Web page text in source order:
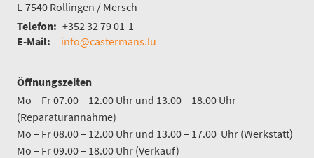
L-7540 Rollingen / Mersch
Telefon: +352 32 79 01-1
E-Mail:
info@castermans.lu
Öffnungszeiten
Mo – Fr 07.00 – 12.00 Uhr und 13.00 – 18.00 Uhr
(Reparaturannahme)
Mo – Fr 08.00 – 12.00 Uhr und 13.00 – 17.00 Uhr (Werkstatt)
Mo – Fr 09.00 – 18.00 Uhr (Verkauf)